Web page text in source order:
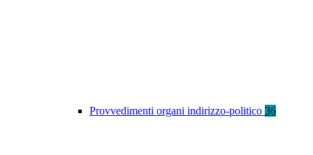
Provvedimenti organi indirizzo-politico 36